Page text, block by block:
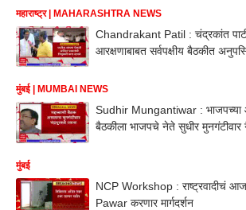
महाराष्ट्र | MAHARASHTRA NEWS
Chandrakant Patil : चंद्रकांत
आरक्षणाबाबत सर्वपक्षीय बैठकीत
मुंबई | MUMBAI NEWS
Sudhir Mungantiwar : भाजपच्या
बैठकीला भाजपचे नेते सुधीर मुनगंटीवार
मुंबई
NCP Workshop : राष्ट्रवादीचं
Pawar करणार मार्गदर्शन